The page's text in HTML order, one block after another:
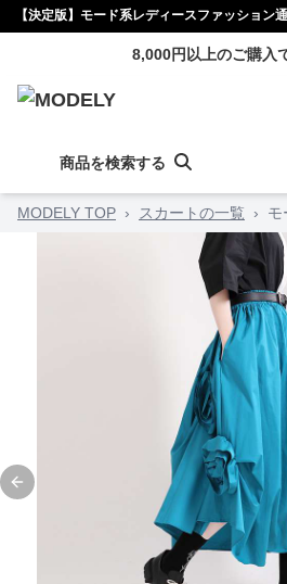
【決定版】モード系レディースファッション
8,000円以上のご購入
商品を検索する
MODELY TOP › スカートの一覧 › モ
Previous slide